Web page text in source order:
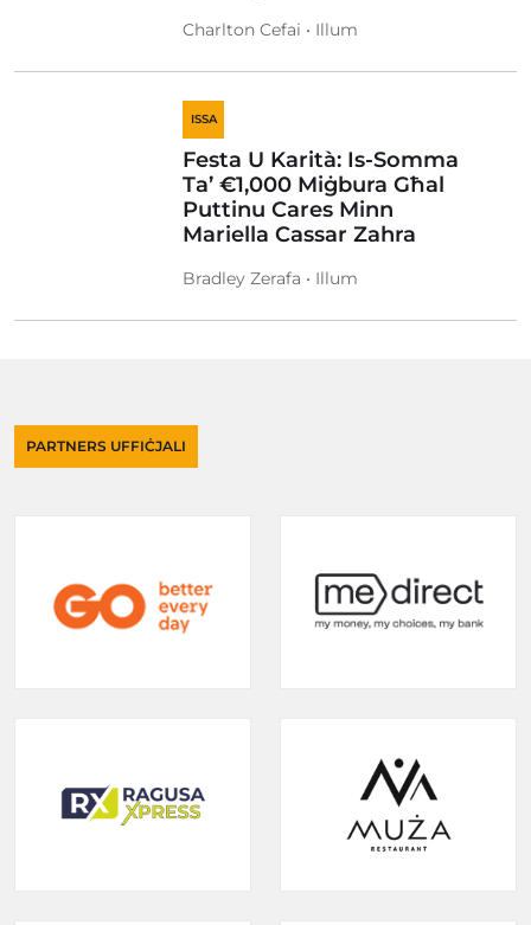
Charlton Cefai • Illum
ISSA
Festa U Karità: Is-Somma
Ta’ €1,000 Miġbura Għal
Puttinu Cares Minn
Mariella Cassar Zahra
Bradley Zerafa • Illum
PARTNERS UFFIĊJALI